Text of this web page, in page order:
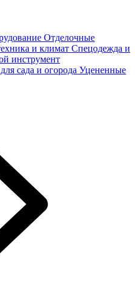
Отделочные
и климат Спецодежда и
инструмент
сада и огорода Уцененные